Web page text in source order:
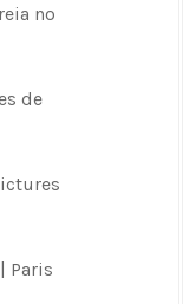
no
de
Paris